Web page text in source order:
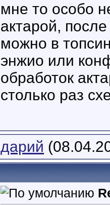
мне то особо
актарой,
можно в
энжио или
обработок
столько раз
дарий